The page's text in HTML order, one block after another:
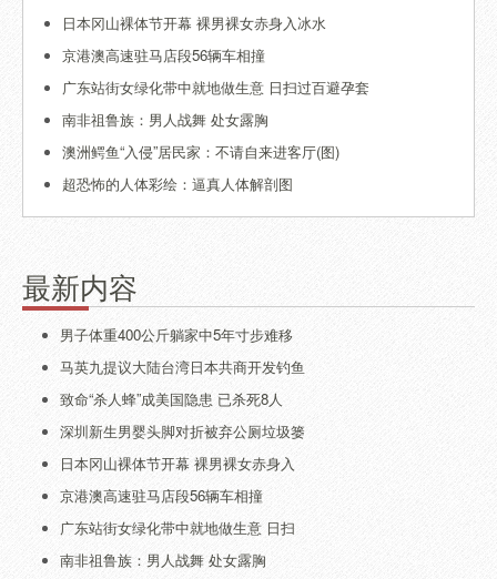
日本冈山裸体节开幕 裸男裸女赤身入冰水
京港澳高速驻马店段56辆车相撞
广东站街女绿化带中就地做生意 日扫过百避孕套
南非祖鲁族：男人战舞 处女露胸
澳洲鳄鱼“入侵”居民家：不请自来进客厅(图)
超恐怖的人体彩绘：逼真人体解剖图
最新内容
男子体重400公斤躺家中5年寸步难移
马英九提议大陆台湾日本共商开发钓鱼
致命“杀人蜂”成美国隐患 已杀死8人
深圳新生男婴头脚对折被弃公厕垃圾篓
日本冈山裸体节开幕 裸男裸女赤身入
京港澳高速驻马店段56辆车相撞
广东站街女绿化带中就地做生意 日扫
南非祖鲁族：男人战舞 处女露胸